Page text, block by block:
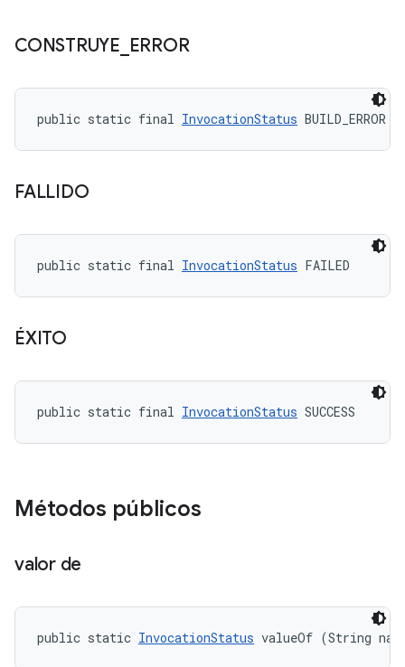
CONSTRUYE ERROR
public static final InvocationStatus BUILD_ERROR
FALLIDO
public static final InvocationStatus FAILED
ÉXITO
public static final InvocationStatus SUCCESS
Métodos públicos
valor de
public static InvocationStatus valueOf (String